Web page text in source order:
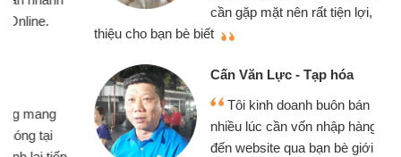
cần gặp mặt nên rất tiện lợi, sẽ giới
thiệu cho bạn bè biết
Cấn Văn Lực - Tạp hóa
Tôi kinh doanh buôn bán nhỏ lẻ
nhiều lúc cần vốn nhập hàng, nhờ biết
đến website qua bạn bè giới thiệu tôi